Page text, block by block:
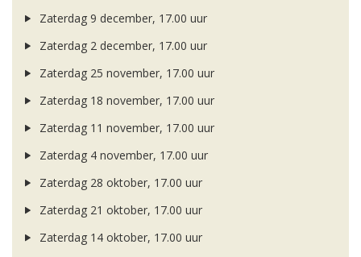
Zaterdag 9 december, 17.00 uur
Zaterdag 2 december, 17.00 uur
Zaterdag 25 november, 17.00 uur
Zaterdag 18 november, 17.00 uur
Zaterdag 11 november, 17.00 uur
Zaterdag 4 november, 17.00 uur
Zaterdag 28 oktober, 17.00 uur
Zaterdag 21 oktober, 17.00 uur
Zaterdag 14 oktober, 17.00 uur